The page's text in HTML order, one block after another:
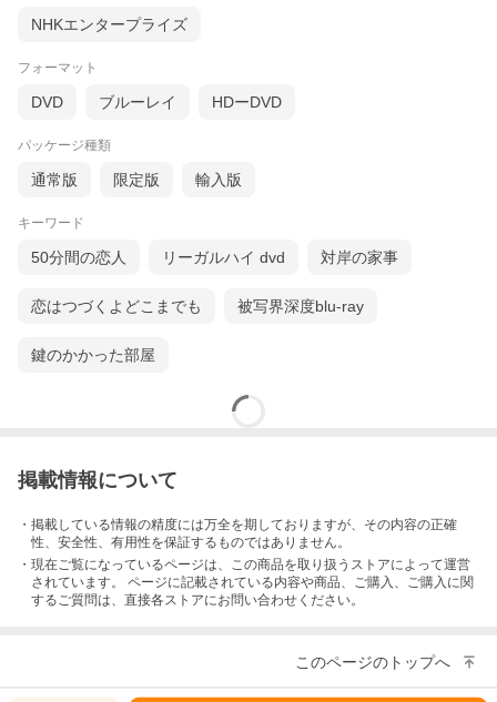
NHKエンタープライズ
フォーマット
DVD ブルーレイ HDーDVD
パッケージ種類
通常版 限定版 輸入版
キーワード
50分間の恋人 リーガルハイ dvd 対岸の家事
恋はつづくよどこまでも 被写界深度blu-ray
鍵のかかった部屋
掲載情報について
・掲載している情報の精度には万全を期しておりますが、その内容の正確
性、安全性、有用性を保証するものではありません。
・現在ご覧になっているページは、この商品を取り扱うストアによって運営
されています。 ページに記載されている内容や商品、ご購入 、ご購入に関
するご質問は、直接各ストアにお問い合わせください。
このページのトップへ